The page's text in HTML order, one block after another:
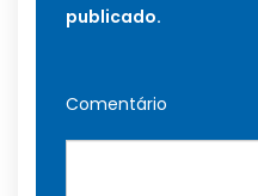
publicado.
Comentário